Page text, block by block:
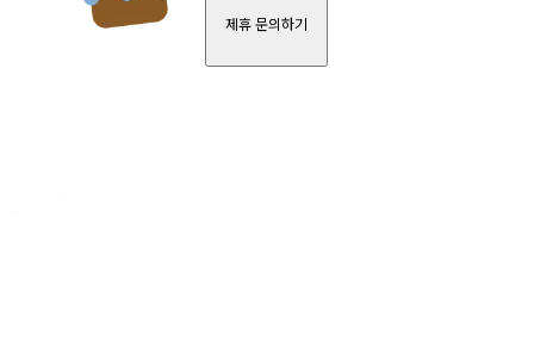
제휴 문의하기